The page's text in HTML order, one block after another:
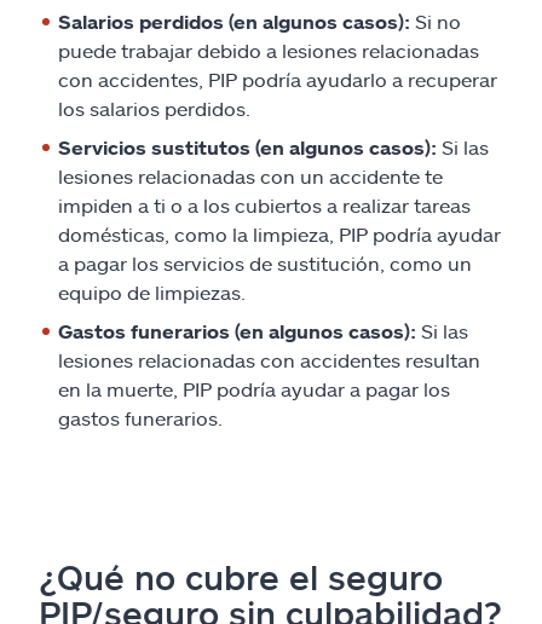
Salarios perdidos (en algunos casos): Si no
puede trabajar debido a lesiones relacionadas
con accidentes, PIP podría ayudarlo a recuperar
los salarios perdidos.
Servicios sustitutos (en algunos casos): Si las
lesiones relacionadas con un accidente te
impiden a ti o a los cubiertos a realizar tareas
domésticas, como la limpieza, PIP podría ayudar
a pagar los servicios de sustitución, como un
equipo de limpiezas.
Gastos funerarios (en algunos casos): Si las
lesiones relacionadas con accidentes resultan
en la muerte, PIP podría ayudar a pagar los
gastos funerarios.
¿Qué no cubre el seguro
PIP/seguro sin culpabilidad?